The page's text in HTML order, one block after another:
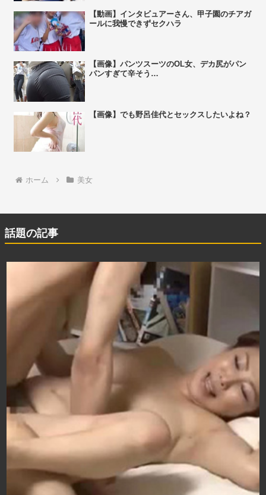
【動画】インタビュアーさん、甲子園のチアガ
ールに我慢できずセクハラ
【画像】パンツスーツのOL女、デカ尻がパン
パンすぎて辛そう…
【画像】でも野呂佳代とセックスしたいよね？
ホーム 美女
話題の記事